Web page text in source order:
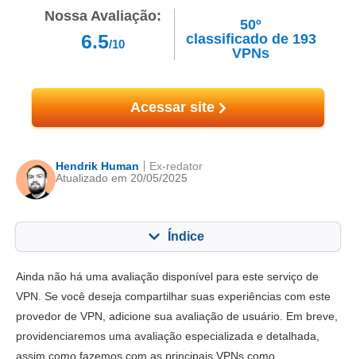
Nossa Avaliação:
6.5/10
50º
classificado de 193
VPNs
Acessar site
Hendrik Human
Atualizado em 20/05/2025
Ex-redator
Índice
Principais recursos 7.0
Instalação e apps 8.0
9.5
Ainda não há uma avaliação disponível para este serviço de
VPN. Se você deseja compartilhar suas experiências com este
provedor de VPN, adicione sua avaliação de usuário. Em breve,
providenciaremos uma avaliação especializada e detalhada,
assim como fazemos com as principais VPNs como